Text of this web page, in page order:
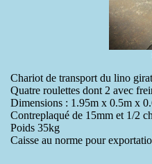
Chariot de transport du lino
Quatre roulettes dont 2 avec
Dimensions : 1.95m x 0.5m x
Contreplaqué de 15mm et 1/2
Poids 35kg
Caisse au norme pour